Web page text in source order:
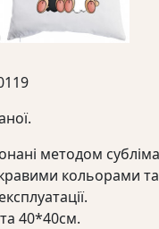
методом
кольорами
40*40см.